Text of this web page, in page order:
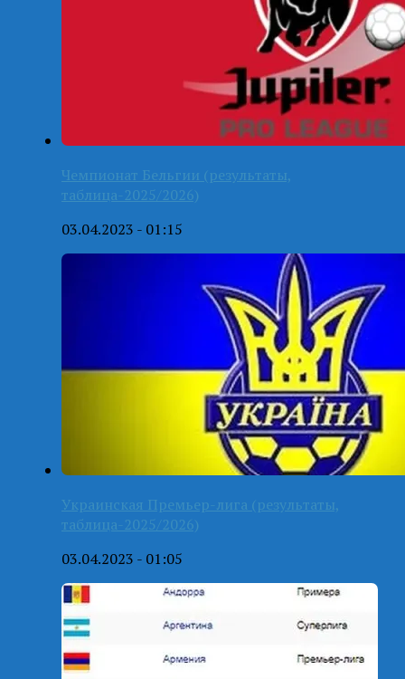
Чемпионат Бельгии (результаты,
таблица-2025/2026)
03.04.2023 - 01:15
Украинская Премьер-лига (результаты,
таблица-2025/2026)
03.04.2023 - 01:05